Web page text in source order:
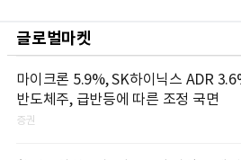
글로벌마켓
마이크론 5.9%, SK하이닉스 ADR
반도체주, 급반등에 따른 조정 국면
증권